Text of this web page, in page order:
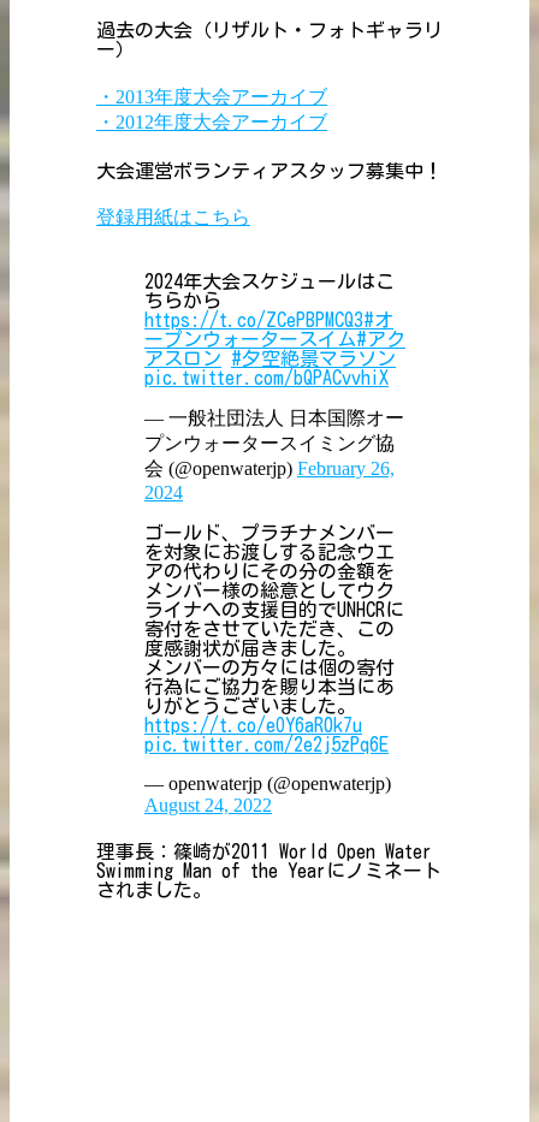
過去の大会（リザルト・フォトギャラリ
ー）
・2013年度大会アーカイブ
・2012年度大会アーカイブ
大会運営ボランティアスタッフ募集中！
登録用紙はこちら
2024年大会スケジュールはこ
ちらから
https://t.co/ZCePBPMCQ3#オ
ープンウォータースイム#アク
アスロン
#夕空絶景マラソン
pic.twitter.com/bQPACvvhiX
— 一般社団法人 日本国際オー
プンウォータースイミング協
会 (@openwaterjp) February 26,
2024
ゴールド、プラチナメンバー
を対象にお渡しする記念ウエ
アの代わりにその分の金額を
メンバー様の総意としてウク
ライナへの支援目的でUNHCRに
寄付をさせていただき、この
度感謝状が届きました。
メンバーの方々には個の寄付
行為にご協力を賜り本当にあ
りがとうございました。
https://t.co/eOY6aR0k7u
pic.twitter.com/2e2j5zPq6E
— openwaterjp (@openwaterjp)
August 24, 2022
理事長：篠崎が2011 World Open Water
Swimming Man of the Yearにノミネート
されました。